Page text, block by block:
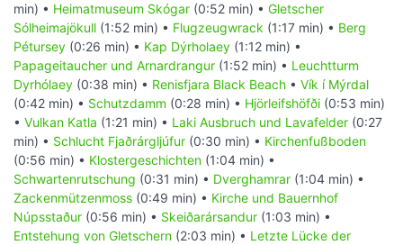
min) • Heimatmuseum Skógar (0:52 min) • Gletscher
Sólheimajökull (1:52 min) • Flugzeugwrack (1:17 min) • Berg
Pétursey (0:26 min) • Kap Dýrholaey (1:12 min) •
Papageitaucher und Arnardrangur (1:52 min) • Leuchtturm
Dyrhólaey (0:38 min) • Renisfjara Black Beach • Vík í Mýrdal
(0:42 min) • Schutzdamm (0:28 min) • Hjörleifshöfði (0:53 min)
• Vulkan Katla (1:21 min) • Laki Ausbruch und Lavafelder (0:27
min) • Schlucht Fjaðrárgljúfur (0:30 min) • Kirchenfußboden
(0:56 min) • Klostergeschichten (1:04 min) •
Schwartenrutschung (0:31 min) • Dverghamrar (1:04 min) •
Zackenmützenmoss (0:49 min) • Kirche und Bauernhof
Núpsstaður (0:56 min) • Skeiðarársandur (1:03 min) •
Entstehung von Gletschern (2:03 min) • Letzte Lücke der